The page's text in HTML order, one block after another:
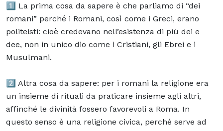
1️⃣ La prima cosa da sapere è che parliamo di “dei
romani” perché i Romani, così come i Greci, erano
politeisti: cioè credevano nell’esistenza di più dei e
dee, non in unico dio come i Cristiani, gli Ebrei e i
Musulmani.
2️⃣ Altra cosa da sapere: per i romani la religione era
un insieme di rituali da praticare insieme agli altri,
affinché le divinità fossero favorevoli a Roma. In
questo senso è una religione civica, perché serve ad